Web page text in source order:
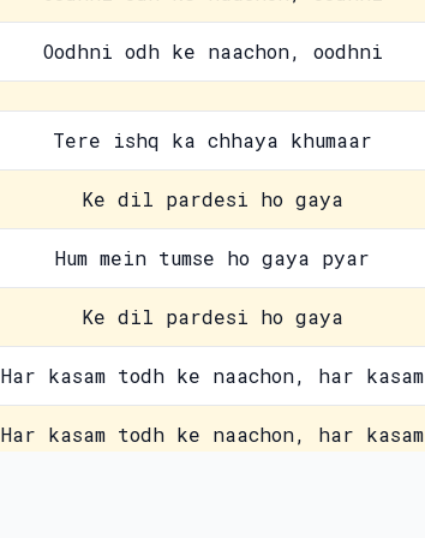
Oodhni odh ke naachon, oodhni
Tere ishq ka chhaya khumaar
Ke dil pardesi ho gaya
Hum mein tumse ho gaya pyar
Ke dil pardesi ho gaya
Har kasam todh ke naachon, har kasam
Har kasam todh ke naachon, har kasam